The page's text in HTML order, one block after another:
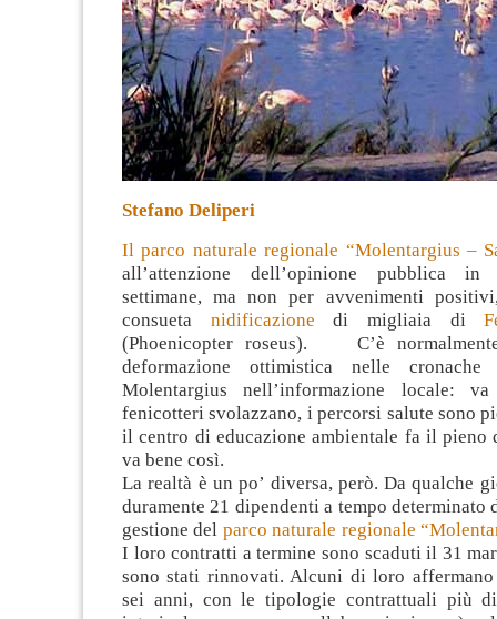
Stefano Deliperi
Il parco naturale regionale “Molentargius –
all’attenzione dell’opinione pubblica in
settimane, ma non per avvenimenti
consueta nidificazione di migliaia di
(Phoenicopter roseus). C’è
deformazione ottimistica nelle
Molentargius nell’informazione locale:
fenicotteri svolazzano, i percorsi salute sono
il centro di educazione ambientale fa il pieno
va bene così.
La realtà è un po’ diversa, però. Da qualche
duramente 21 dipendenti a tempo determinato
gestione del parco naturale regionale
I loro contratti a termine sono scaduti il 31
sono stati rinnovati. Alcuni di loro
sei anni, con le tipologie contrattuali più